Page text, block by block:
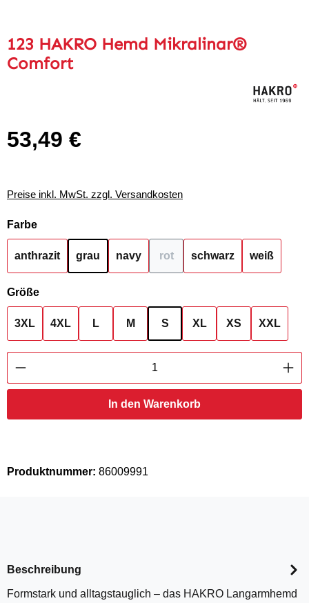
123 HAKRO Hemd Mikralinar®
Comfort
Regulärer Preis:
53,49 €
Preise inkl. MwSt. zzgl. Versandkosten
Farbeauswählen
anthrazit grau navy rot schwarz weiß
Größeauswählen
3XL 4XL L M S XL XS XXL
Produkt Anzahl: Gib den gewünschten
In den Warenkorb
Produktnummer: 86009991
Beschreibung
Formstark und alltagstauglich – das HAKRO Langarmhemd